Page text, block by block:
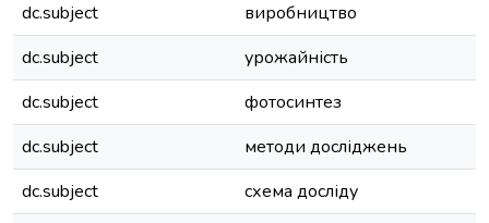
dc.subject
виробництво
dc.subject
урожайність
dc.subject
фотосинтез
dc.subject
методи досліджень
dc.subject
схема досліду